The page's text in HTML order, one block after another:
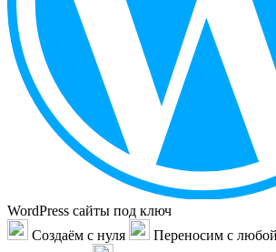
WordPress сайты под ключ
Создаём с нуля
Переносим с